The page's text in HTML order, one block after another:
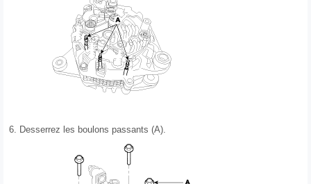
6. Desserrez les boulons passants (A).